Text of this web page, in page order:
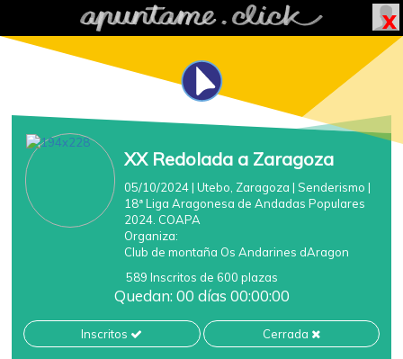
XX Redolada a Zaragoza
05/10/2024| Utebo, Zaragoza | Senderismo |
18ª Liga Aragonesa de Andadas Populares
2024. COAPA
Organiza:
Club de montaña Os Andarines dAragon
589 Inscritos de 600 plazas
Quedan: 00 días 00:00:00
Inscritos Cerrada